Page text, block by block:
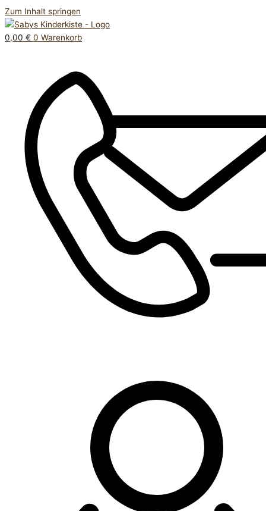
Zum Inhalt springen
0,00 € 0 Warenkorb